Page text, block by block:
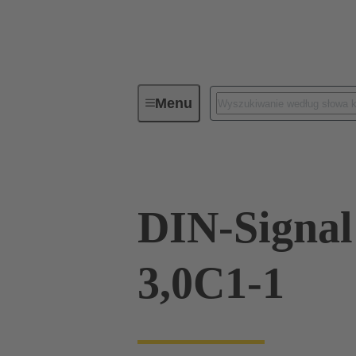
MenuElementy do połączeń
DIN-
3,0C1-1